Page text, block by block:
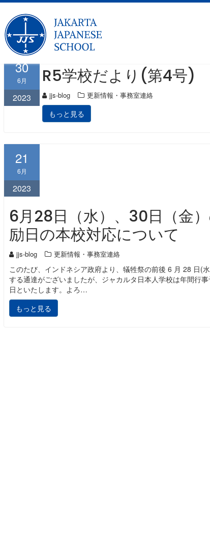
content
月:2023年6月
30
6月
2023
R5学校だより(第4号)
jjs-blog 更新情報・事務室連絡
もっと見る
21
6月
2023
6月28日（水）、30日（金
励日の本校対応について
jjs-blog 更新情報・事務室連絡
このたび、インドネシア政府より、犠牲祭の前後 6 月 28 日(
する通達がございましたが、ジャカルタ日本人学校は年間行
日といたします。よろ…
もっと見る